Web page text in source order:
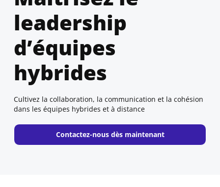
leadership
d’équipes
hybrides
Cultivez la collaboration, la communication et la cohésion
dans les équipes hybrides et à distance
New window
Contactez-nous dès maintenant